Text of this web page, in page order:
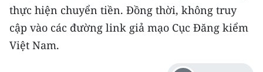
Bắc Trung Bộ
Duyên hải Nam Trung Bộ và Tây
thực hiện chuyển tiền. Đồng thời, không truy
cập vào các đường link giả mạo Cục Đăng kiểm
Việt Nam.